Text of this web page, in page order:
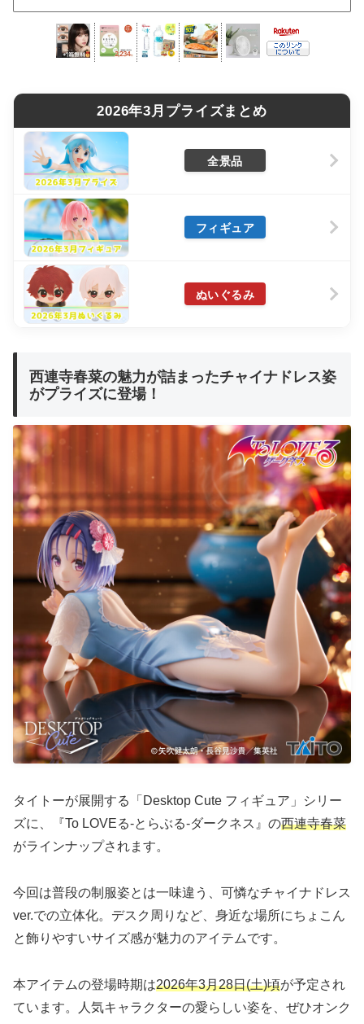
2026年3月プライズまとめ
全景品
フィギュア
ぬいぐるみ
西連寺春菜の魅力が詰まったチャイナドレス姿
がプライズに登場！
タイトーが展開する「Desktop Cute フィギュア」シリー
ズに、『To LOVEる-とらぶる-ダークネス』の西連寺春菜
がラインナップされます。
今回は普段の制服姿とは一味違う、可憐なチャイナドレス
ver.での立体化。デスク周りなど、身近な場所にちょこん
と飾りやすいサイズ感が魅力のアイテムです。
本アイテムの登場時期は2026年3月28日(土)頃が予定され
ています。人気キャラクターの愛らしい姿を、ぜひオンク